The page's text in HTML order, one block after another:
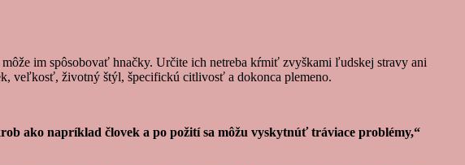
im spôsobovať hnačky. Určite ich netreba kŕmiť zvyškami ľudskej stravy ani
veľkosť, životný štýl, špecifickú citlivosť a dokonca plemeno.
ako napríklad človek a po požití sa môžu vyskytnúť tráviace problémy,“